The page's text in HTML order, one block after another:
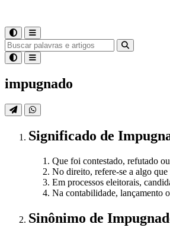
impugnado
Significado de
Que foi contestado, refutado
No direito, refere-se a algo
Em processos eleitorais,
Na contabilidade, lançamento
Sinônimo de